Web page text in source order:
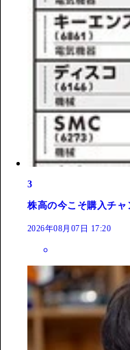
3
株高の今こそ購入チ
2026年08月07日 17:20